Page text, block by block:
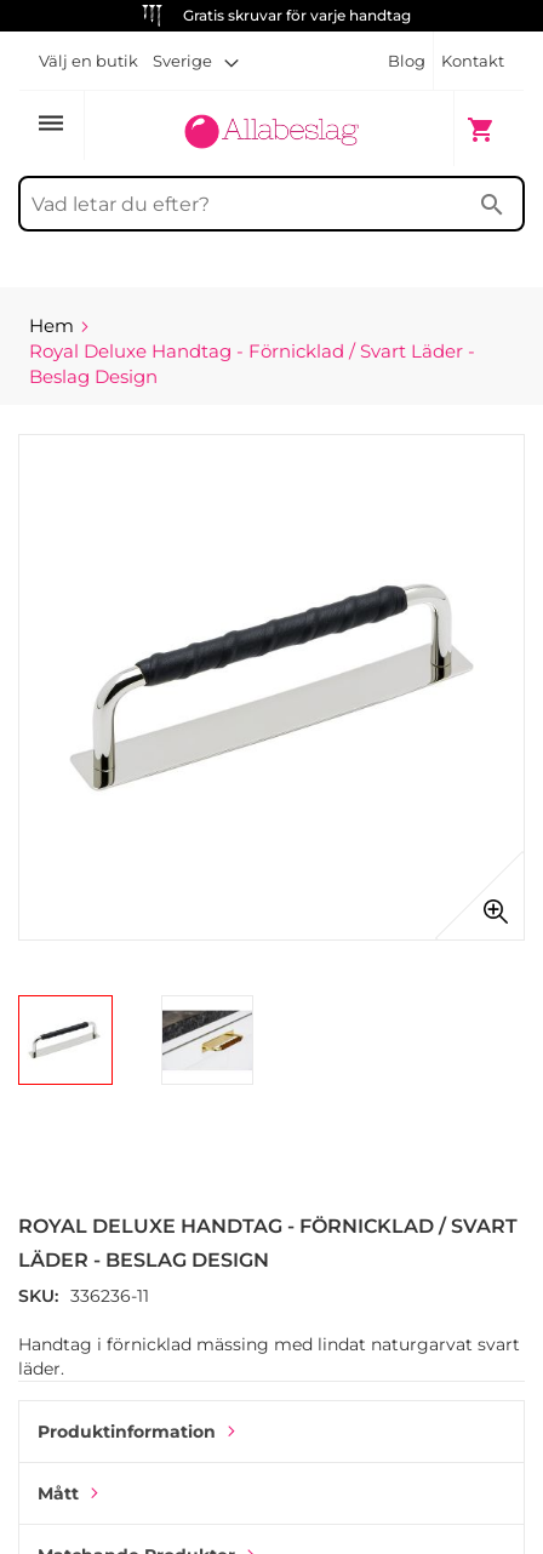
Gratis skruvar för varje handtag
Blog Kontakt
Välj en butik Sverige
dehaze shopping_cart
Min
search
Hem
Royal Deluxe Handtag - Förnicklad / Svart Läder -
Beslag Design
av
bildgalleriet
ROYAL DELUXE HANDTAG - FÖRNICKLAD / SVART
LÄDER - BESLAG DESIGN
SKU 336236-11
Handtag i förnicklad mässing med lindat naturgarvat svart
läder.
Produktinformation
Mått